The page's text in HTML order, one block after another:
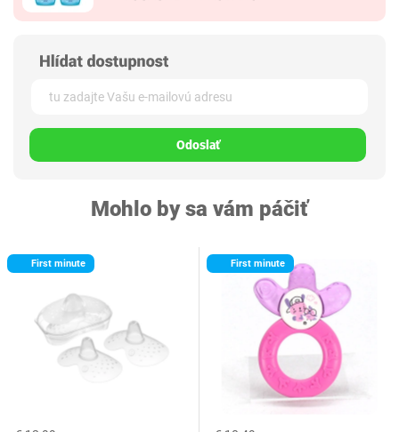
Odoslať
Mohlo by sa vám páčiť
First minute First minute